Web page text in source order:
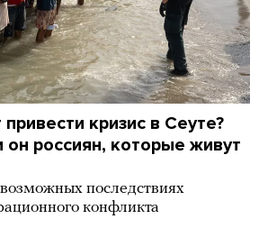
кризис в Сеуте?
он россиян, которые живут
последствиях
конфликта